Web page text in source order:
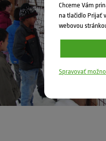
Chceme Vám
na tlačidlo Prijať
webovou
Spravovať